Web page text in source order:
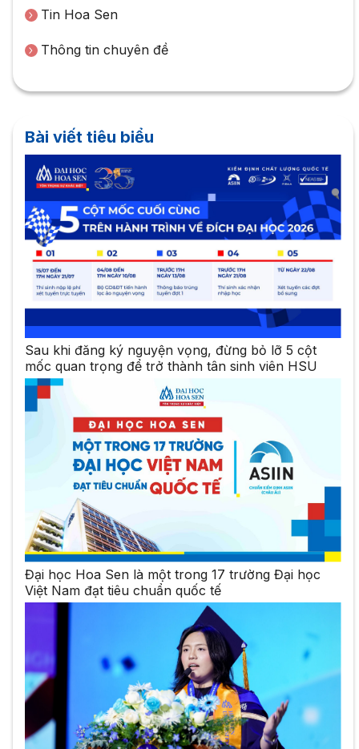
Tin Hoa Sen
Thông tin chuyên đề
Bài viết tiêu biểu
Sau khi đăng ký nguyện vọng, đừng bỏ lỡ 5 cột
mốc quan trọng để trở thành tân sinh viên HSU
Đại học Hoa Sen là một trong 17 trường Đại học
Việt Nam đạt tiêu chuẩn quốc tế